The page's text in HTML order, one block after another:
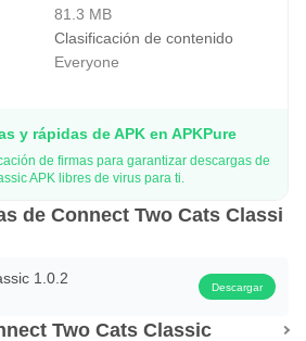
81.3 MB
Clasificación de contenido
Everyone
y rápidas de APK en APKPure
de firmas para garantizar descargas de
APK libres de virus para ti.
de Connect Two Cats Classi
1.0.2 Descargar
Two Cats Classic